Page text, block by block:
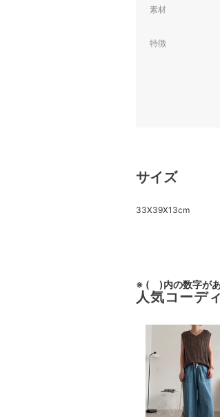
素材
特徴
サイズ
33X39X13cm
※ ( )内の数字があ
人気コーデ